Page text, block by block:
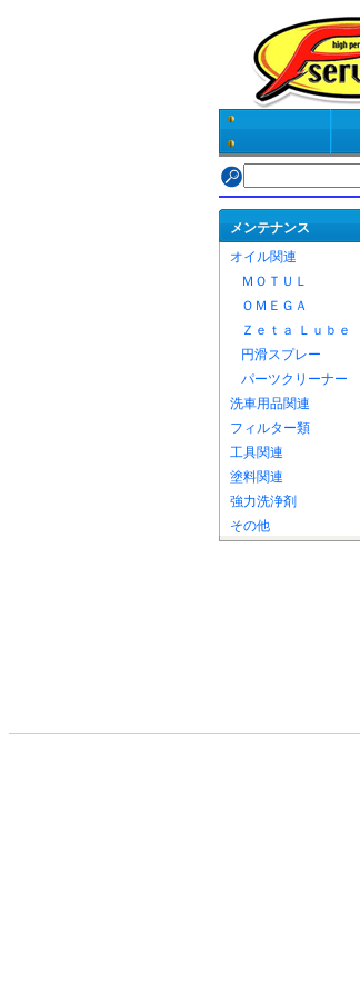
メンテナンス
オイル関連
ＭＯＴＵＬ
ＯＭＥＧＡ
Ｚｅｔａ Ｌｕｂｅ
円滑スプレー
パーツクリーナー
洗車用品関連
フィルター類
工具関連
塗料関連
強力洗浄剤
その他